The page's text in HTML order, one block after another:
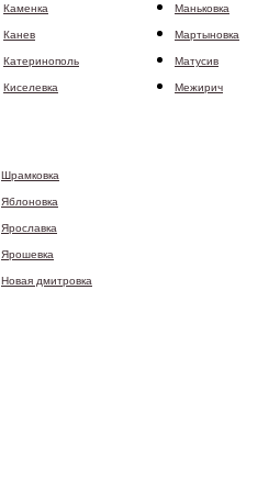
Каменка
Канев
Катеринополь
Киселевка
Маньковка
Мартыновка
Матусив
Межирич
Шрамковка
Яблоновка
Ярославка
Ярошевка
Новая дмитровка